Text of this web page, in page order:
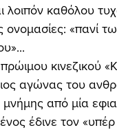
καθόλου
ονομασίες: «πανί
αγώνας του
από μία
έδινε τον